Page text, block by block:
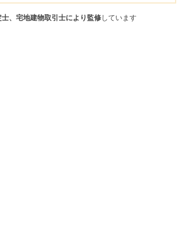
、宅地建物取引士により監修しています